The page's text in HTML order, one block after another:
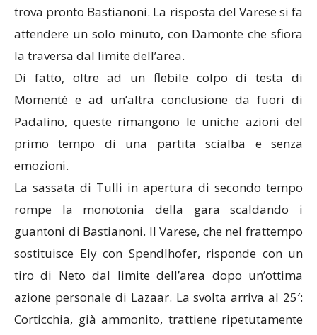
trova pronto Bastianoni. La risposta del Varese si fa
attendere un solo minuto, con Damonte che sfiora
la traversa dal limite dell’area.
Di fatto, oltre ad un flebile colpo di testa di
Momenté e ad un’altra conclusione da fuori di
Padalino, queste rimangono le uniche azioni del
primo tempo di una partita scialba e senza
emozioni.
La sassata di Tulli in apertura di secondo tempo
rompe la monotonia della gara scaldando i
guantoni di Bastianoni. Il Varese, che nel frattempo
sostituisce Ely con Spendlhofer, risponde con un
tiro di Neto dal limite dell’area dopo un’ottima
azione personale di Lazaar. La svolta arriva al 25′:
Corticchia, già ammonito, trattiene ripetutamente